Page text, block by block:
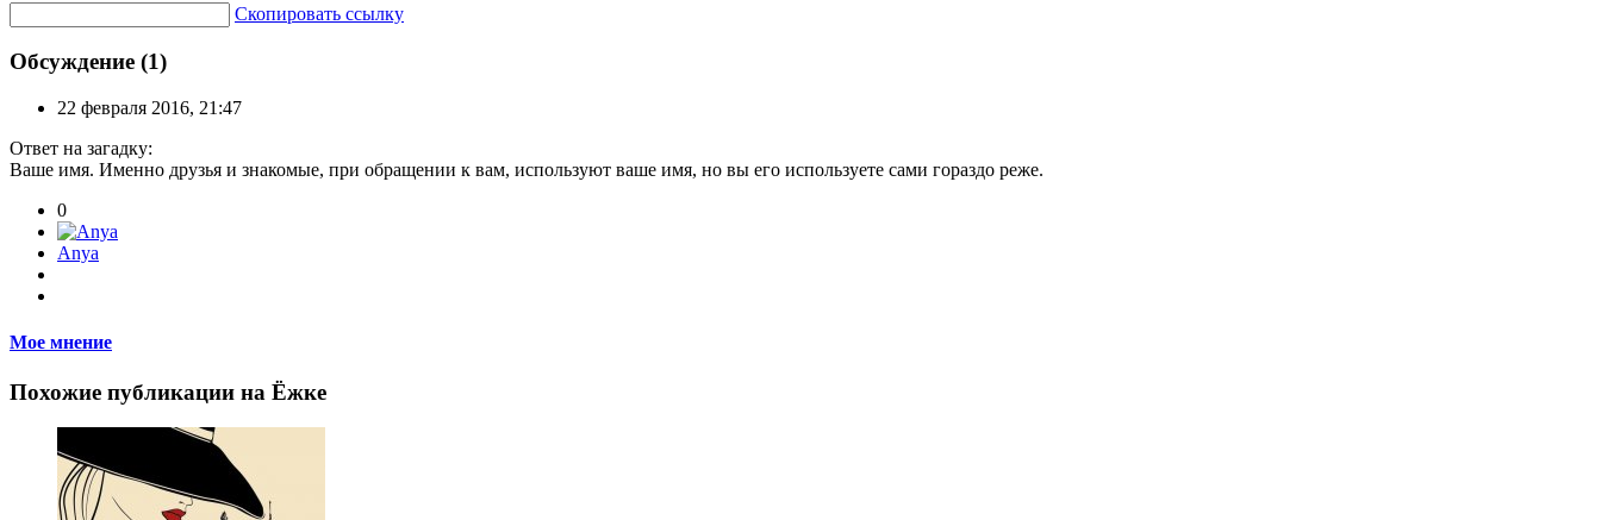
Скопировать ссылку
Обсуждение (1)
22 февраля 2016, 21:47
Ответ на загадку:
Ваше имя. Именно друзья и знакомые, при обращении к вам, используют ваше имя, но вы его используете сами гораздо реже.
0
Anya
Мое мнение
Похожие публикации на Ёжке